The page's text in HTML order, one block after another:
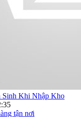
Sinh Khi Nhập Kho